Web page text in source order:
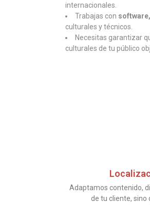
internacionales.
Trabajas con
culturales y técnicos.
Necesitas garantizar
culturales de tu público
Adaptamos contenido,
de tu cliente,